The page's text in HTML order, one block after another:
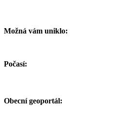
Možná vám uniklo:
Počasí:
Obecní geoportál: